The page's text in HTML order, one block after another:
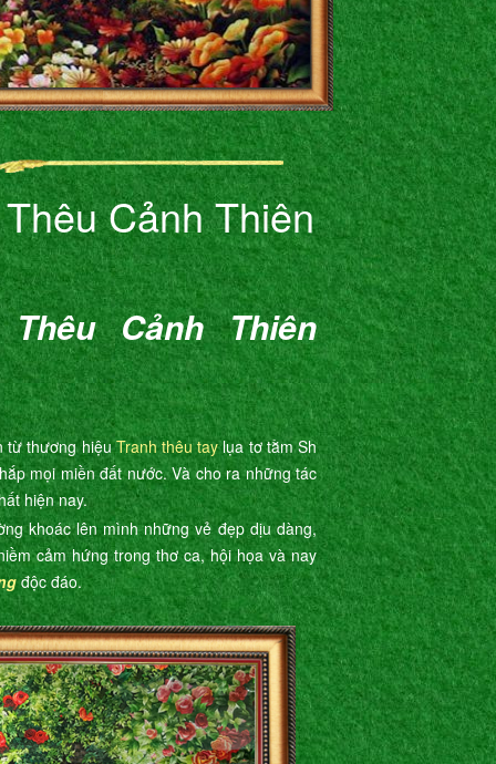
Cảnh Thiên
Cảnh Thiên
từ thương hiệuTranh thêu taylụa tơ tằm Sh
mọi miền đất nước. Và cho ra những tác
hiện nay.
khoác lên mình những vẻ đẹp dịu dàng,
cảm hứng trong thơ ca, hội họa và nay
độc đáo.